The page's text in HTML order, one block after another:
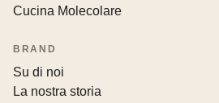
Cucina Molecolare
BRAND
Su di noi
La nostra storia